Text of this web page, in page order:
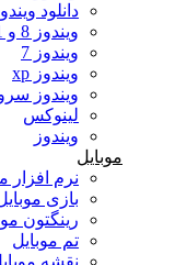
دانلود ویندوز 10
ویندوز 8 و 8.1
ویندوز 7
ویندوز xp
ویندوز سرور
لینوکس
ویندوز
موبایل
نرم افزار موبایل
بازی موبایل
رینگتون موبایل
تم موبایل
نقشه موبایل